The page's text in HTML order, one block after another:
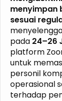
menyimpan
sesuai
pada 24–26
platform
untuk
personil
operasional
terhadap